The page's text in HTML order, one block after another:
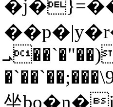
ܝ��`�"��).�P
坐